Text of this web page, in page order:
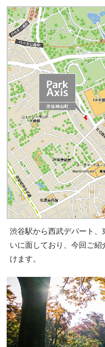
渋谷駅から西武デパート
いに面しており、今回ご
けます。